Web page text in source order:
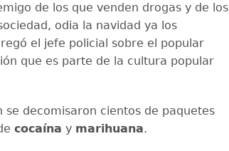
de los que venden drogas y de los
odia la navidad ya los
el jefe policial sobre el popular
que es parte de la cultura popular
se decomisaron cientos de paquetes
cocaína y marihuana.